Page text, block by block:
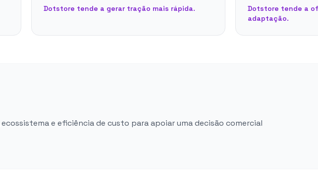
Dotstore tende a gerar tração mais rápida.
Dotstore tende a
adaptação.
e eficiência de custo para apoiar uma decisão comercial